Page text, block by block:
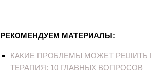
РЕКОМЕНДУЕМ МАТЕРИАЛЫ:
КАКИЕ ПРОБЛЕМЫ МОЖЕТ РЕШИТЬ
ТЕРАПИЯ: 10 ГЛАВНЫХ ВОПРОСОВ